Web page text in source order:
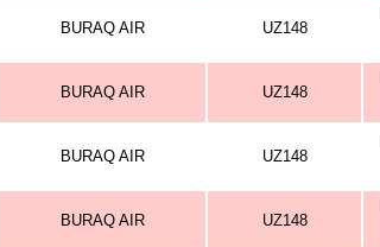
BURAQ AIR UZ148
BURAQ AIR UZ148
BURAQ AIR UZ148
BURAQ AIR UZ148